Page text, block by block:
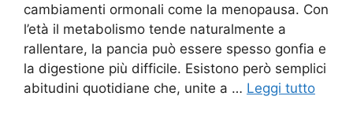
cambiamenti ormonali come la menopausa. Con
l’età il metabolismo tende naturalmente a
rallentare, la pancia può essere spesso gonfia e
la digestione più difficile. Esistono però semplici
abitudini quotidiane che, unite a … Leggi tutto